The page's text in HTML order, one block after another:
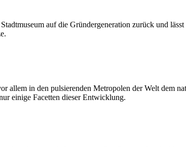
auf die Gründergeneration zurück und
allem in den pulsierenden Metropolen der Welt dem
einige Facetten dieser Entwicklung.